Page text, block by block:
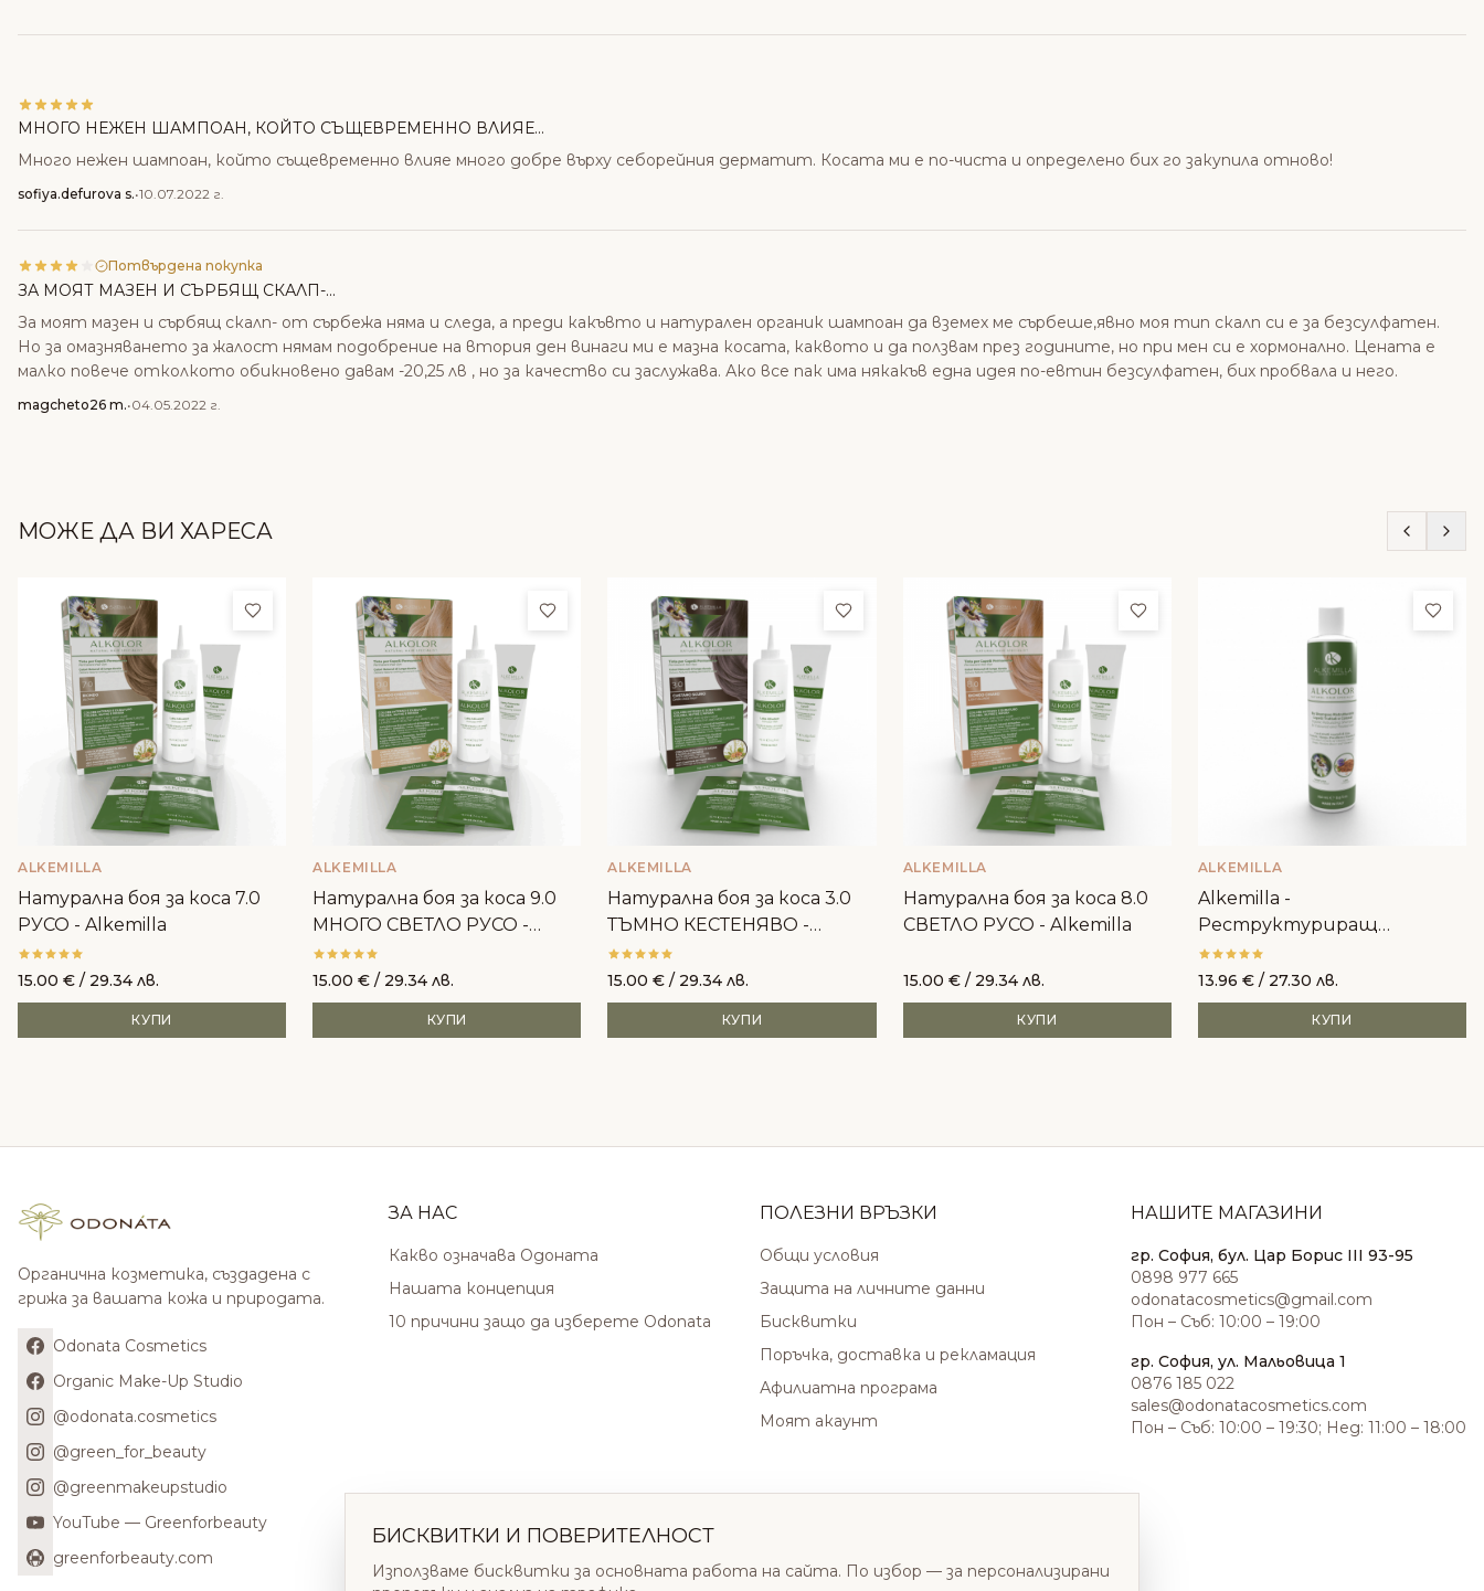
МНОГО НЕЖЕН ШАМПОАН, КОЙТО СЪЩЕВРЕМЕННО ВЛИЯЕ...
Много нежен шампоан, който същевременно влияе много добре върху себорейния дерматит. Косата ми е по-чиста и определено бих го закупила отново!
sofiya.defurova s.•10.07.2022 г.
Потвърдена покупка
ЗА МОЯТ МАЗЕН И СЪРБЯЩ СКАЛП-...
За моят мазен и сърбящ скалп- от сърбежа няма и следа, а преди какъвто и натурален органик шампоан да вземех ме сърбеше,явно моя тип скалп си е за безсулфатен.
Но за омазняването за жалост нямам подобрение на втория ден винаги ми е мазна косата, каквото и да ползвам през годините, но при мен си е хормонално. Цената е
малко повече отколкото обикновено давам -20,25 лв , но за качество си заслужава. Ако все пак има някакъв една идея по-евтин безсулфатен, бих пробвала и него.
magcheto26 m.•04.05.2022 г.
МОЖЕ ДА ВИ ХАРЕСА
Добави в любими
ALKEMILLA
Натурална боя за коса 7.0
РУСО - Alkemilla
15.00 € / 29.34 лв.
КУПИ
Добави в любими
ALKEMILLA
Натурална боя за коса 9.0
МНОГО СВЕТЛО РУСО -
Alkemilla
15.00€ / 29.34 лв.
КУПИ
Добави в любими
ALKEMILLA
Натурална боя за коса 3.0
ТЪМНО КЕСТЕНЯВО -
Alkemilla
15.00€ / 29.34 лв.
КУПИ
Добави в любими
ALKEMILLA
Натурална боя за коса 8.0
СВЕТЛО РУСО - Alkemilla
15.00 €/ 29.34 лв.
КУПИ
ALKEMILLA
Alkemilla -
Реструктуриращ
шампоан за боядисана коса
13.96 €/ 27.30 лв.
КУПИ
Органична козметика, създадена с
грижа за вашата кожа и природата.
Odonata Cosmetics
Organic Make-Up Studio
@odonata.cosmetics
@green_for_beauty
@greenmakeupstudio
YouTube — Greenforbeauty
greenforbeauty.com
ЗА НАС
Какво означава Одоната
Нашата концепция
10 причини защо да изберете Odonata
ПОЛЕЗНИ ВРЪЗКИ
Общи условия
Защита на личните данни
Бисквитки
Поръчка, доставка и рекламация
Афилиатна програма
Моят акаунт
НАШИТЕ МАГАЗИНИ
гр. София, бул. Цар Борис III 93-95
0898 977 665
odonatacosmetics@gmail.com
Пон – Съб: 10:00 – 19:00
гр. София, ул. Мальовица 1
0876 185 022
sales@odonatacosmetics.com
Пон – Съб: 10:00 – 19:30; Нед: 11:00 – 18:00
БИСКВИТКИ И ПОВЕРИТЕЛНОСТ
Използваме бисквитки за основната работа на сайта. По избор — за персонализирани